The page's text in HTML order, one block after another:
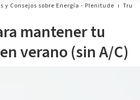
y Consejos sobre Energía - Plenitude
mantener tu
verano (sin A/C)